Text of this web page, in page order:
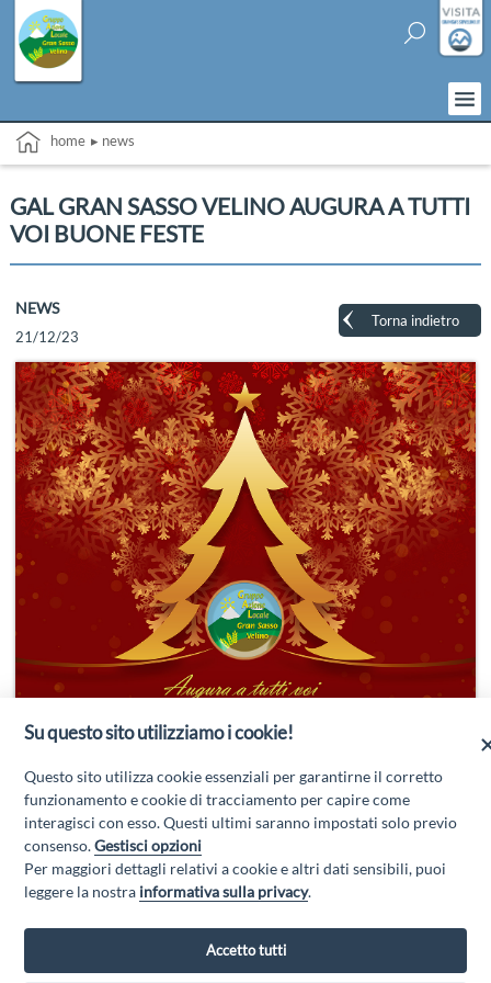
home ▸ news
GAL GRAN SASSO VELINO AUGURA A TUTTI
VOI BUONE FESTE
Torna indietro
NEWS
21/12/23
Su questo sito utilizziamo i cookie!
Questo sito utilizza cookie essenziali per garantirne il corretto
funzionamento e cookie di tracciamento per capire come
interagisci con esso. Questi ultimi saranno impostati solo previo
consenso.Gestisci opzioni
Per maggiori dettagli relativi a cookie e altri dati sensibili, puoi
leggere la nostra informativa sulla privacy.
Accetto tutti